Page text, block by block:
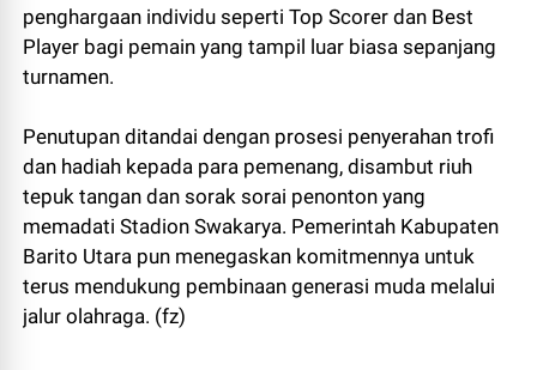
penghargaan individu seperti Top Scorer dan Best
Player bagi pemain yang tampil luar biasa sepanjang
turnamen.
Penutupan ditandai dengan prosesi penyerahan trofi
dan hadiah kepada para pemenang, disambut riuh
tepuk tangan dan sorak sorai penonton yang
memadati Stadion Swakarya. Pemerintah Kabupaten
Barito Utara pun menegaskan komitmennya untuk
terus mendukung pembinaan generasi muda melalui
jalur olahraga. (fz)